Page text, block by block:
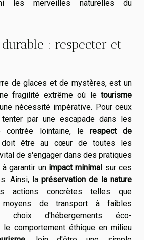
les merveilles naturelles du
: respecter et
de glaces et de mystères, est un
fragilité extrême où le tourisme
nécessité impérative. Pour ceux
par une escapade dans les
lointaine, le respect de
être au cœur de toutes les
de s'engager dans des pratiques
garantir un impact minimal sur ces
Ainsi, lapréservation de la nature
actions concrètes telles que
moyens de transport à faibles
choix d'hébergements éco-
comportement éthique en milieu